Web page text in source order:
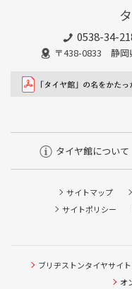
0538-34-
〒438-0833 静岡
タイヤ館について
サイトマップ
サイトポリシー
ブリヂストンタイヤサイト
オ
タイヤ点検・安全点
ピット作業の予約